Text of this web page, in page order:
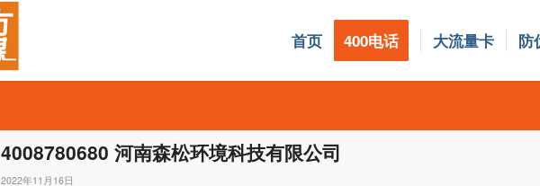
首页 400电话 大流量卡 防
4008780680 河南森松环境科技有限公司
2022年11月16日